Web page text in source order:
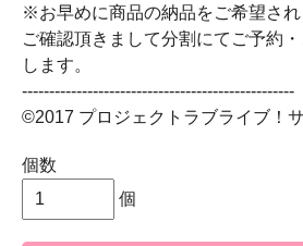
※お早めに商品の納品をご希望さ
ご確認頂きまして分割にてご予約
します。
--------------------------------------------------
©2017 プロジェクトラブライブ！
個数
個